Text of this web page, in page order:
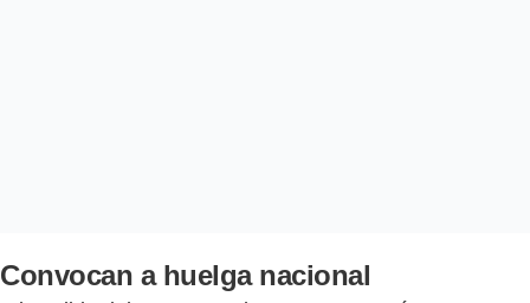
Convocan a huelga nacional